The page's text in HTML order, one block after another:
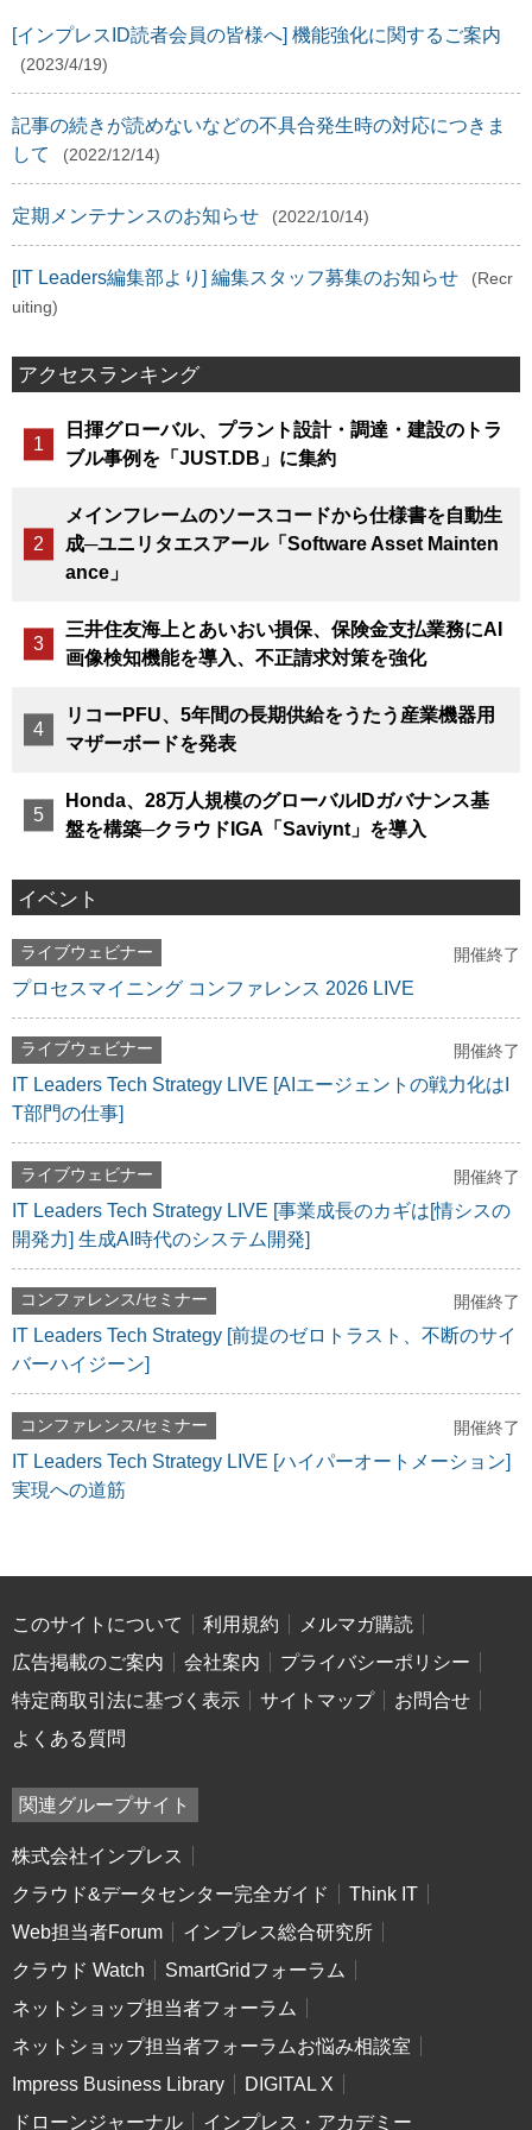
[インプレスID読者会員の皆様へ] 機能強化に関するご案内
(2023/4/19)
記事の続きが読めないなどの不具合発生時の対応につきま
して
(2022/12/14)
定期メンテナンスのお知らせ (2022/10/14)
[IT Leaders編集部より] 編集スタッフ募集のお知らせ
(Recr
uiting)
アクセスランキング
日揮グローバル、プラント設計・調達・建設のトラ
ブル事例を「JUST.DB」に集約
メインフレームのソースコードから仕様書を自動生
成─ユニリタエスアール「Software Asset Mainten
ance」
三井住友海上とあいおい損保、保険金支払業務にAI
画像検知機能を導入、不正請求対策を強化
リコーPFU、5年間の長期供給をうたう産業機器用
マザーボードを発表
Honda、28万人規模のグローバルIDガバナンス基
盤を構築─クラウドIGA「Saviynt」を導入
イベント
ライブウェビナー 開催終了
プロセスマイニング コンファレンス 2026 LIVE
ライブウェビナー 開催終了
IT Leaders Tech Strategy LIVE [AIエージェントの戦力化はI
T部門の仕事]
ライブウェビナー 開催終了
IT Leaders Tech Strategy LIVE [事業成長のカギは[情シスの
開発力] 生成AI時代のシステム開発]
コンファレンス/セミナー 開催終了
IT Leaders Tech Strategy [前提のゼロトラスト、不断のサイ
バーハイジーン]
コンファレンス/セミナー 開催終了
IT Leaders Tech Strategy LIVE [ハイパーオートメーション]
実現への道筋
このサイトについて 利用規約
メルマガ購読
広告掲載のご案内
会社案内
プライバシーポリシー
特定商取引法に基づく表示
サイトマップ
お問合せ
よくある質問
関連グループサイト
株式会社インプレス
クラウド&データセンター完全ガイド
Think IT
Web担当者Forum
インプレス総合研究所
クラウド Watch
SmartGridフォーラム
ネットショップ担当者フォーラム
ネットショップ担当者フォーラムお悩み相談室
Impress Business Library
DIGITAL X
ドローンジャーナル
インプレス・アカデミー